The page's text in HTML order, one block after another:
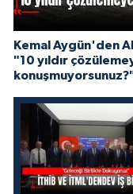
Kemal Aygün'den
"10 yıldır